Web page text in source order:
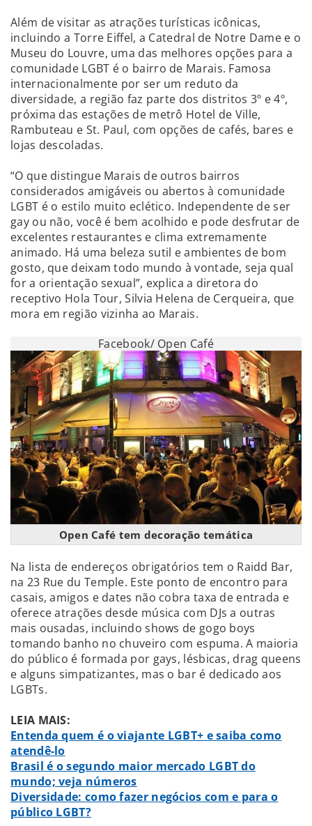
Além de visitar as atrações turísticas icônicas,
incluindo a Torre Eiffel, a Catedral de Notre Dame e o
Museu do Louvre, uma das melhores opções para a
comunidade LGBT é o bairro de Marais. Famosa
internacionalmente por ser um reduto da
diversidade, a região faz parte dos distritos 3º e 4º,
próxima das estações de metrô Hotel de Ville,
Rambuteau e St. Paul, com opções de cafés, bares e
lojas descoladas.
“O que distingue Marais de outros bairros
considerados amigáveis ou abertos à comunidade
LGBT é o estilo muito eclético. Independente de ser
gay ou não, você é bem acolhido e pode desfrutar de
excelentes restaurantes e clima extremamente
animado. Há uma beleza sutil e ambientes de bom
gosto, que deixam todo mundo à vontade, seja qual
for a orientação sexual”, explica a diretora do
receptivo Hola Tour, Silvia Helena de Cerqueira, que
mora em região vizinha ao Marais.
Facebook/ Open Café
Open Café tem decoração temática
Na lista de endereços obrigatórios tem o Raidd Bar,
na 23 Rue du Temple. Este ponto de encontro para
casais, amigos e dates não cobra taxa de entrada e
oferece atrações desde música com DJs a outras
mais ousadas, incluindo shows de gogo boys
tomando banho no chuveiro com espuma. A maioria
do público é formada por gays, lésbicas, drag queens
e alguns simpatizantes, mas o bar é dedicado aos
LGBTs.
LEIA MAIS:
Entenda quem é o viajante LGBT+ e saiba como
atendê-lo
Brasil é o segundo maior mercado LGBT do
mundo; veja números
Diversidade: como fazer negócios com e para o
público LGBT?